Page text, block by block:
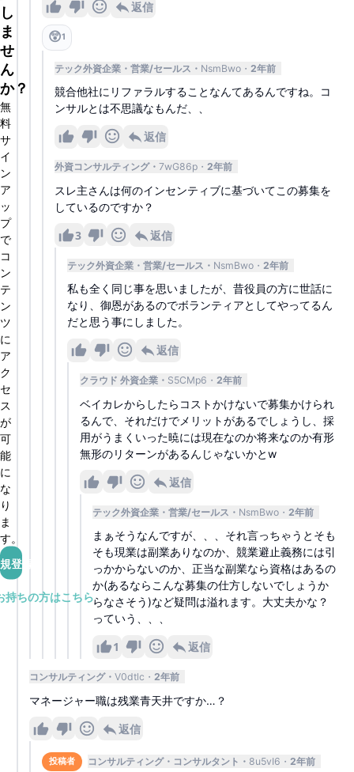
し
ま
せ
ん
か？
無
料
サ
イ
ン
ア
ッ
プ
で
コ
ン
テ
ン
ツ
に
ア
ク
セ
ス
が
可
能
に
な
り
ま
す。
登録
持ちの方はこちら
返信
😲1
テック外資企業 営業/セールス NsmBwo 2年前
競合他社にリファラルすることなんてあるんですね。コ
ンサルとは不思議なもんだ、、
返信
外資コンサルティング 7wG86p 2年前
スレ主さんは何のインセンティブに基づいてこの募集を
しているのですか？
3 返信
テック外資企業 営業/セールス NsmBwo 2年前
私も全く同じ事を思いましたが、昔役員の方に世話に
なり、御恩があるのでボランティアとしてやってるん
だと思う事にしました。
返信
クラウド 外資企業 S5CMp6 2年前
ベイカレからしたらコストかけないで募集かけられ
るんで、それだけでメリットがあるでしょうし、採
用がうまくいった暁には現在なのか将来なのか有形
無形のリターンがあるんじゃないかとw
返信
テック外資企業 営業/セールス NsmBwo 2年前
まぁそうなんですが、、、それ言っちゃうとそも
そも現業は副業ありなのか、競業避止義務には引
っかからないのか、正当な副業なら資格はあるの
か(あるならこんな募集の仕方しないでしょうか
らなさそう)など疑問は溢れます。大丈夫かな？
っていう、、、
1 返信
コンサルティング V0dtlc 2年前
マネージャー職は残業青天井ですか…？
返信
投稿者 コンサルティング コンサルタント 8u5vI6 2年前